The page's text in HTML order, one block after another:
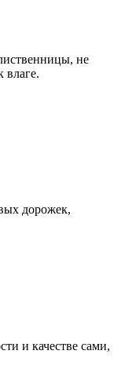
не
влаге.
дорожек,
и качестве сами,